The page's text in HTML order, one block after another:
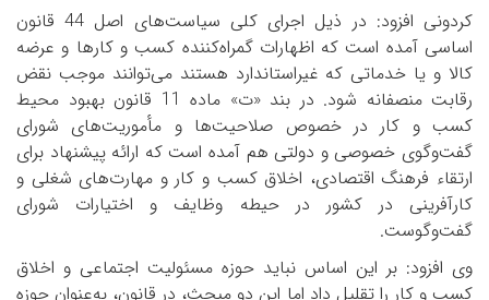
کردونی افزود: در ذیل اجرای کلی سیاست‌های اصل 44 قانون
اساسی آمده است که اظهارات گمراه‌کننده کسب و کارها و عرضه
کالا و یا خدماتی که غیراستاندارد هستند می‌توانند موجب نقض
رقابت منصفانه شود. در بند «ت» ماده 11 قانون بهبود محیط
کسب و کار در خصوص صلاحیت‌ها و مأموریت‌های شورای
گفت‌وگوی خصوصی و دولتی هم آمده است که ارائه پیشنهاد برای
ارتقاء فرهنگ اقتصادی، اخلاق کسب و کار و مهارت‌های شغلی و
کارآفرینی در کشور در حیطه وظایف و اختیارات شورای
گفت‌وگوست.
وی افزود: بر این اساس نباید حوزه مسئولیت اجتماعی و اخلاق
کسب و کار را تقلیل داد اما این دو مبحث، در قانون، به‌عنوان حوزه